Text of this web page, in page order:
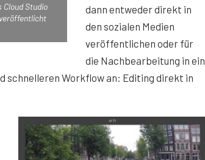
Studio
dann entweder direkt in
den sozialen Medien
veröffentlichen oder für
die Nachbearbeitung in ein
schnelleren Workflow an: Editing direkt in